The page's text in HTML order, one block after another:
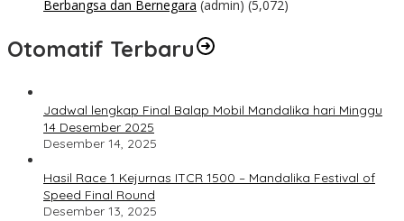
Berbangsa dan Bernegara (admin) (5,072)
Otomatif Terbaru
Jadwal lengkap Final Balap Mobil Mandalika hari Minggu
14 Desember 2025
Desember 14, 2025
Hasil Race 1 Kejurnas ITCR 1500 – Mandalika Festival of
Speed Final Round
Desember 13, 2025